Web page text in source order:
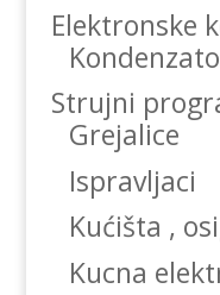
Elektronske
Strujni
Grejalice
Ispravljaci
Kućišta ,
Kucna